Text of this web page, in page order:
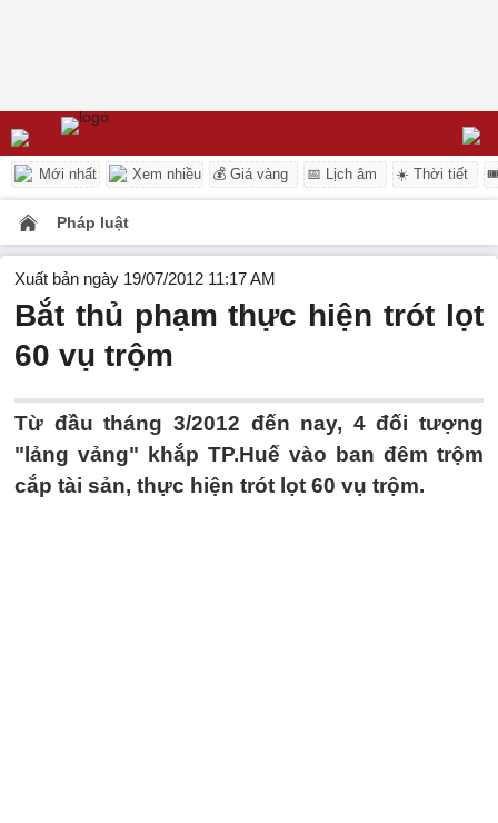
Mới nhất Xem nhiều 💰 Giá vàng 📅 Lịch âm ☀️ Thời tiết
Pháp luật
Xuất bản ngày 19/07/2012 11:17 AM
Bắt thủ phạm thực hiện trót lọt
60 vụ trộm
Từ đầu tháng 3/2012 đến nay, 4 đối tượng
"lảng vảng" khắp TP.Huế vào ban đêm trộm
cắp tài sản, thực hiện trót lọt 60 vụ trộm.